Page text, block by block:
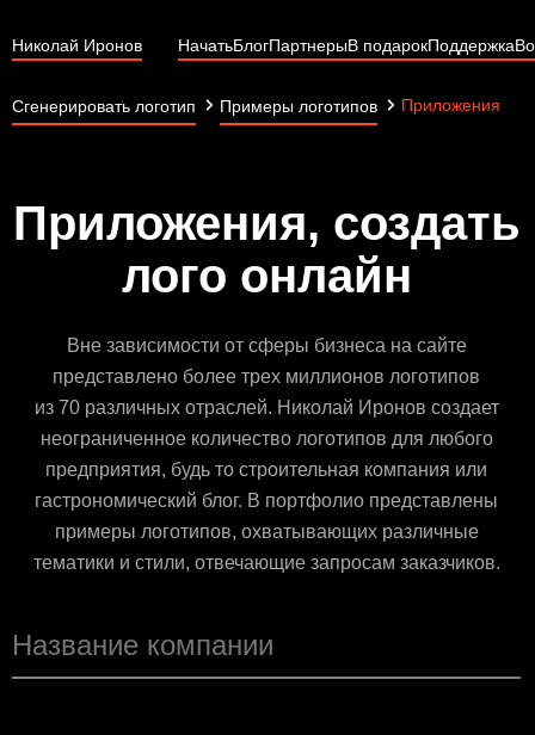
Николай Иронов НачатьБлогПартнерыВ подарокПоддержка
Сгенерировать логотип Примеры логотипов Приложения
Приложения, создать
лого онлайн
Вне зависимости от сферы бизнеса на сайте
представлено более трех миллионов логотипов
из 70 различных отраслей. Николай Иронов создает
неограниченное количество логотипов для любого
предприятия, будь то строительная компания или
гастрономический блог. В портфолио представлены
примеры логотипов, охватывающих различные
тематики и стили, отвечающие запросам заказчиков.